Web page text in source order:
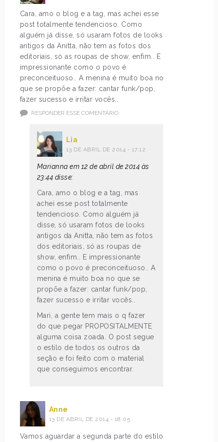
Cara, amo o blog e a tag, mas achei esse
post totalmente tendencioso. Como
alguém já disse, só usaram fotos de looks
antigos da Anitta, não tem as fotos dos
editoriais, só as roupas de show, enfim.. E
impressionante como o povo é
preconceituoso.. A menina é muito boa no
que se propõe a fazer: cantar funk/pop,
fazer sucesso e irritar vocês..
RESPONDER ESSE COMENTÁRIO
Lia
13 DE ABRIL DE 2014 - 17:12
Marianna em 12 de abril de 2014 às
23:44 disse:
Cara, amo o blog e a tag, mas
achei esse post totalmente
tendencioso. Como alguém já
disse, só usaram fotos de looks
antigos da Anitta, não tem as fotos
dos editoriais, só as roupas de
show, enfim.. E impressionante
como o povo é preconceituoso.. A
menina é muito boa no que se
propõe a fazer: cantar funk/pop,
fazer sucesso e irritar vocês..
Mari, a gente tem mais o q fazer
do que pegar PROPOSITALMENTE
alguma coisa zoada. O post segue
o estilo de todos os outros da
seção e foi feito com o material
que conseguimos encontrar.
Anne
13 DE ABRIL DE 2014 - 18:05
Vamos aguardar a segunda parte do estilo